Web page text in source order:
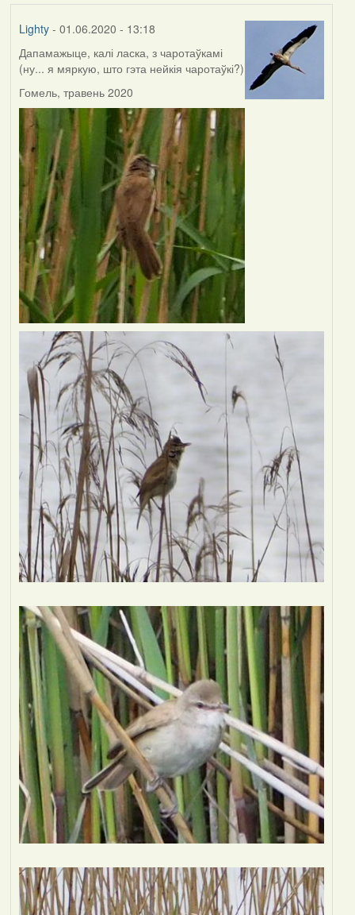
Lighty- 01.06.2020 - 13:18
Дапамажыце, калі ласка, з чаротаўкамі
(ну... я мяркую, што гэта нейкія чаротаўкі?)
Гомель, травень 2020